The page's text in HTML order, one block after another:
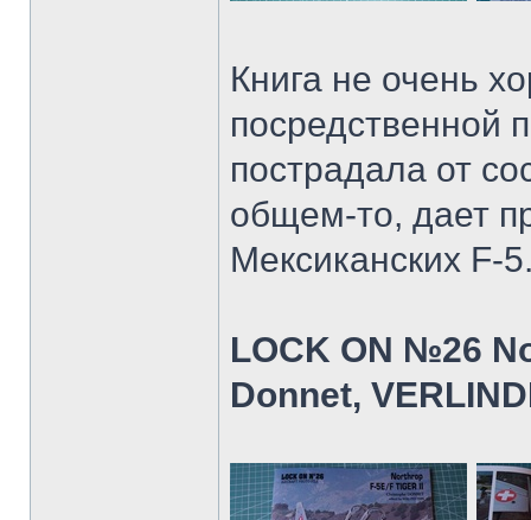
Книга не очень
посредственной
пострадала от
общем-то, дает
Мексиканских F-
LOCK ON №26
Donnet,